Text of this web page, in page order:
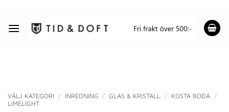
content
VÄLJ KATEGORI / INREDNING / GLAS & KRISTALL / KOSTA BODA
/
LIMELIGHT